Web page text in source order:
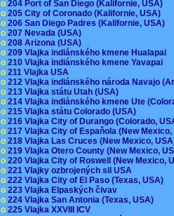
o 204 Port of San Diego (Kalifornie, USA)
o 205 City of Coronado (Kalifornie, USA)
o 206 San Diego Padres (Kalifornie, USA)
o 207 Nevada (USA)
o 208 Arizona (USA)
o 209 Vlajka indiánského kmene Hualapai
o 210 Vlajka indiánského kmene Yavapai
o 211 Vlajka USA
o 212 Vlajka indiánského národa Navajo
o 213 Vlajka státu Utah (USA)
o 214 Vlajka indiánského kmene Ute
o 215 Vlajka státu Colorado (USA)
o 216 Vlajka City of Durango (Colorado,
o 217 Vlajka City of Espaňola (New
o 218 Vlajka Las Cruces (New Mexico,
o 219 Vlajka Otero County (New Mexico,
o 220 Vlajka City of Roswell (New Mexico,
o 221 Vlajky ozbrojených sil USA
o 222 Vlajka City of El Paso (Texas, USA)
o 223 Vlajka Elpaských čivav
o 224 Vlajka San Antonia (Texas, USA)
o 225 Vlajka XXVIII ICV